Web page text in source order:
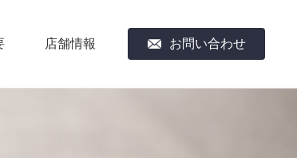
店舗情報 お問い合わせ